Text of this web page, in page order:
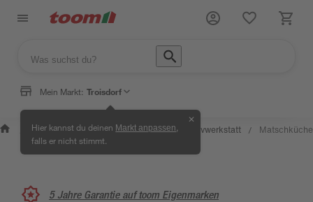
Mein Markt: Troisdorf
Hier kannst du deinen Markt anpassen
falls er nicht stimmt.
✕
Wissen &
Service
/
Selbermachen &
Ratgeber
/ Kreativwerkstatt / Matschküche
5 Jahre Garantie auf toom Eigenmarken